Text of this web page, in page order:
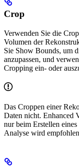
Crop
Verwenden Sie die
Volumen der
Sie Show Bounds, um
anzupassen, und
Cropping ein- oder
Das Croppen einer
Daten nicht. Enhanced
nur beim Erstellen
Analyse wird